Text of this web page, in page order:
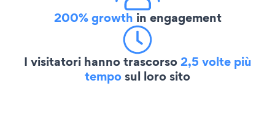
200% growth in engagement
I visitatori hanno trascorso2,5 volte più
temposul loro sito